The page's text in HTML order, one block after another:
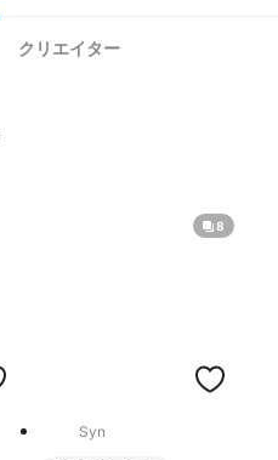
クリエイター
8
Syn